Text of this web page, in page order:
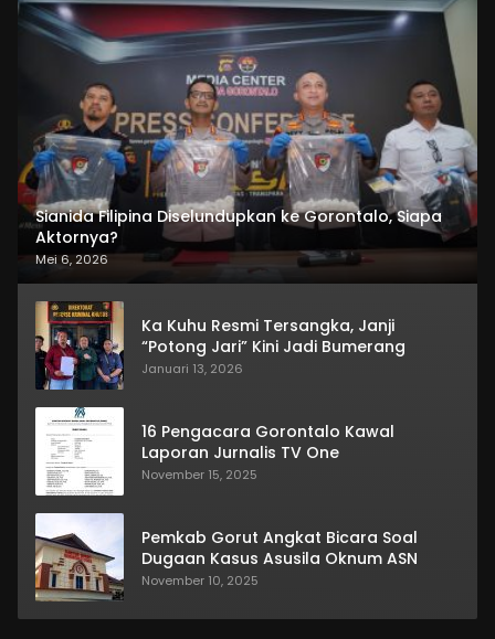
Sianida Filipina Diselundupkan ke Gorontalo, Siapa
Aktornya?
Mei 6, 2026
Ka Kuhu Resmi Tersangka, Janji
“Potong Jari” Kini Jadi Bumerang
Januari 13, 2026
16 Pengacara Gorontalo Kawal
Laporan Jurnalis TV One
November 15, 2025
Pemkab Gorut Angkat Bicara Soal
Dugaan Kasus Asusila Oknum ASN
November 10, 2025